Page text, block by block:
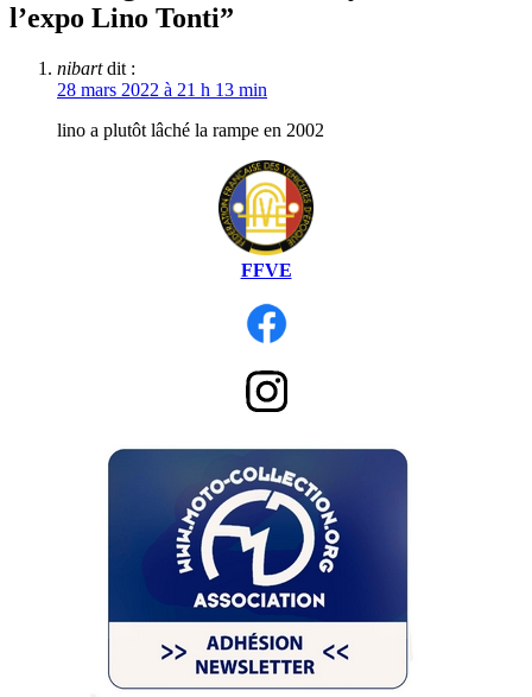
l’expo Lino Tonti”
nibart dit :
28 mars 2022 à 21 h 13 min
lino a plutôt lâché la rampe en 2002
FFVE